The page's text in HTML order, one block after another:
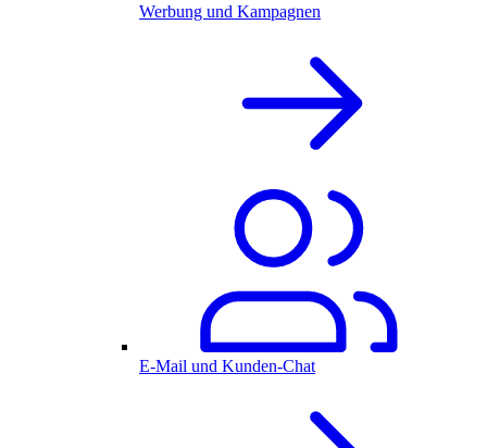
Werbung und Kampagnen
E-Mail und Kunden-Chat